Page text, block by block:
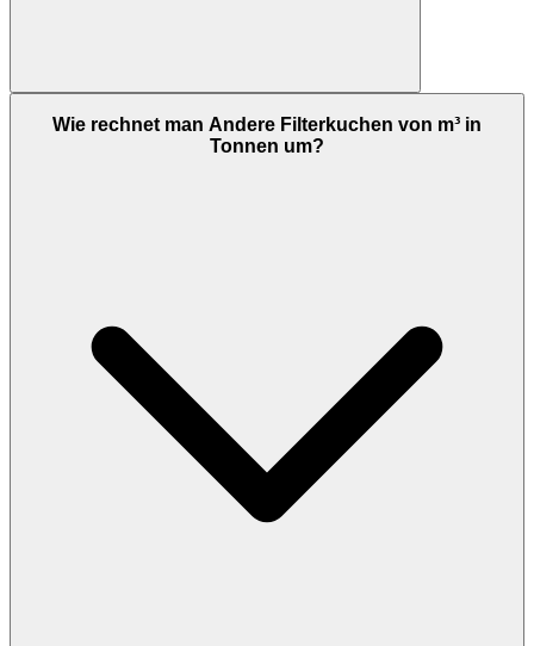
Wie rechnet man Andere Filterkuchen von m³ in
Tonnen um?